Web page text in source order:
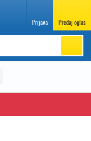
Prijava Predaj oglas